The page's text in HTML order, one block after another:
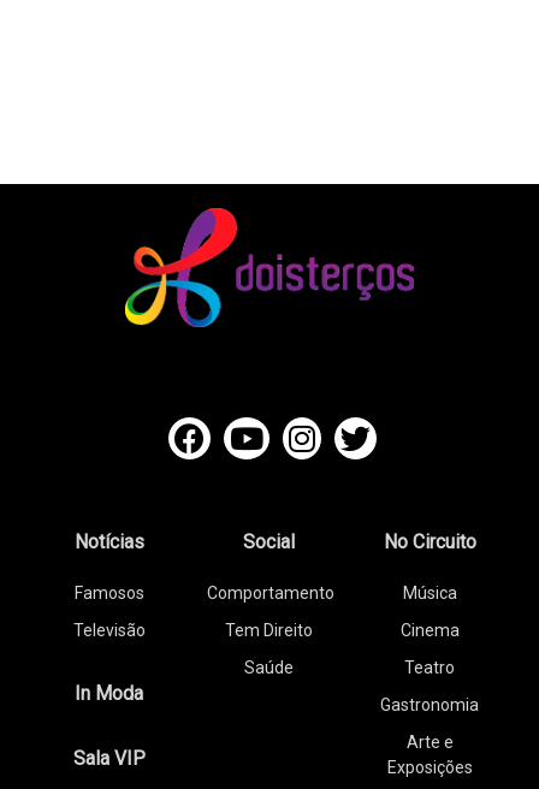
Notícias
Famosos
Televisão
In Moda
Sala VIP
Social
Comportamento
Tem Direito
Saúde
No Circuito
Música
Cinema
Teatro
Gastronomia
Arte e
Exposições